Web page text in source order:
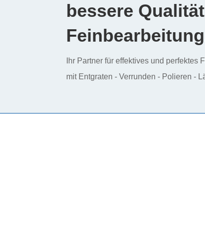
bessere
Ihr Partner für effektives und perfektes
mit Entgraten - Verrunden - Polieren -